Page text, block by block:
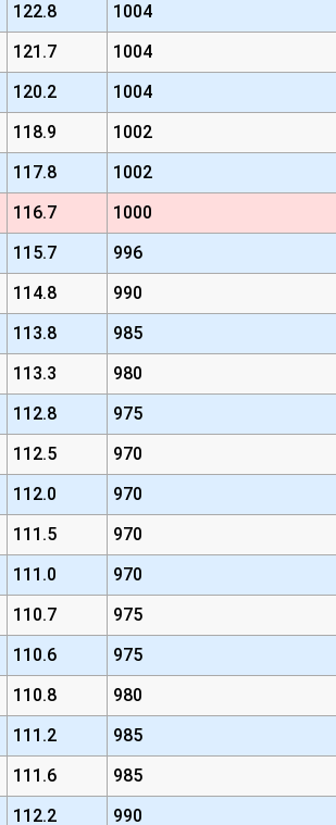
122.8 1004
121.7 1004
120.2 1004
118.9 1002
117.8 1002
116.7 1000
115.7 996
114.8 990
113.8 985
113.3 980
112.8 975
112.5 970
112.0 970
111.5 970
111.0 970
110.7 975
110.6 975
110.8 980
111.2 985
111.6 985
112.2 990